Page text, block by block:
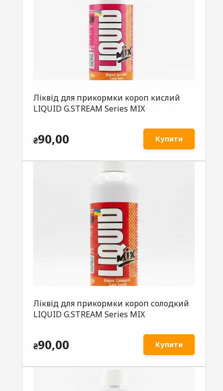
Ліквід для прикормки короп кислий
LIQUID G.STREAM Series MIX
₴90,00 Купити
Ліквід для прикормки короп солодкий
LIQUID G.STREAM Series MIX
₴90,00 Купити